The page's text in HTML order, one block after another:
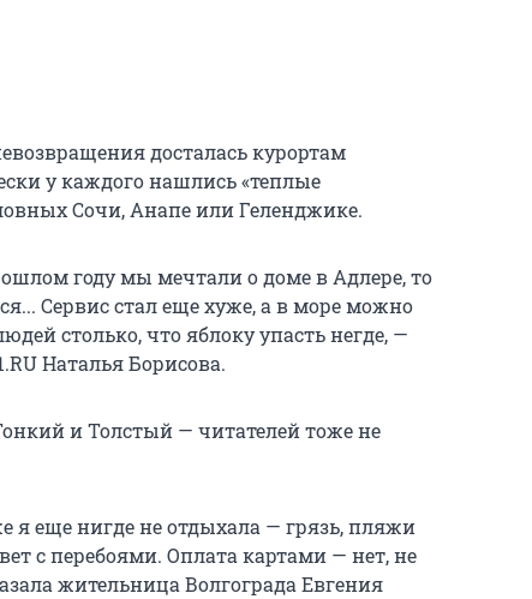
досталась курортам
у каждого нашлись «теплые
Сочи, Анапе или Геленджике.
году мы мечтали о доме в Адлере, то
Сервис стал еще хуже, а в море можно
столько, что яблоку упасть негде, —
Наталья Борисова.
и Толстый — читателей тоже не
еще нигде не отдыхала — грязь, пляжи
с перебоями. Оплата картами — нет, не
жительница Волгограда Евгения